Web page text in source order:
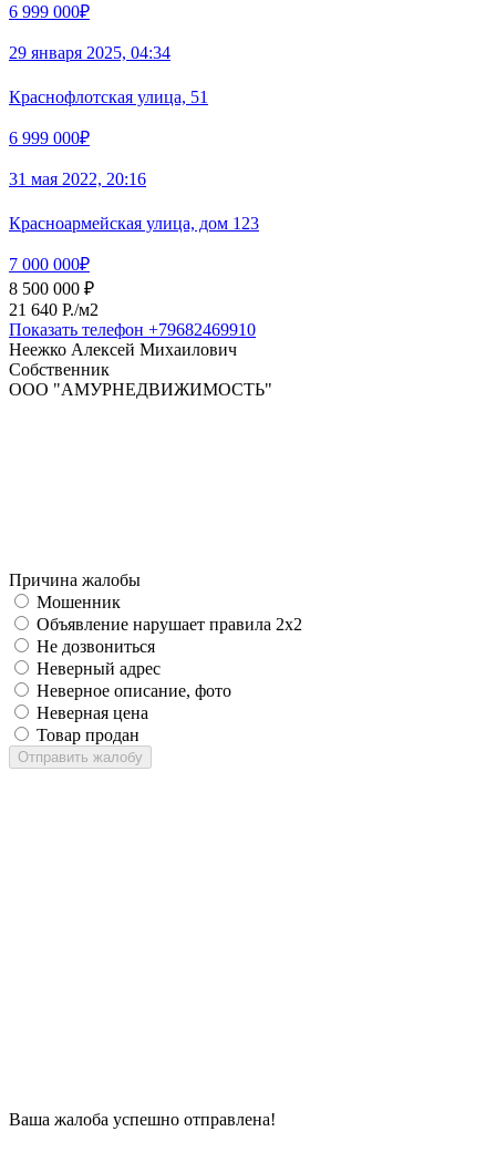
6 999 000₽
29 января 2025, 04:34
Краснофлотская улица, 51
6 999 000₽
31 мая 2022, 20:16
Красноармейская улица, дом 123
7 000 000₽
8 500 000 ₽
21 640 P./м2
Показать телефон +79682469910
Неежко Алексей Михаилович
Собственник
ООО "АМУРНЕДВИЖИМОСТЬ"
Причина жалобы
Мошенник
Объявление нарушает правила 2x2
Не дозвониться
Неверный адрес
Неверное описание, фото
Неверная цена
Товар продан
Отправить жалобу
Ваша жалоба успешно отправлена!